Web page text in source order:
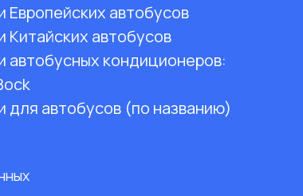
Европейских автобусов
Китайских автобусов
автобусных кондиционеров:
для автобусов (по названию)